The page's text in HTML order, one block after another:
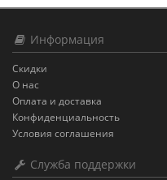
Информация
Скидки
О нас
Оплата и доставка
Конфиденциальность
Условия соглашения
Служба поддержки